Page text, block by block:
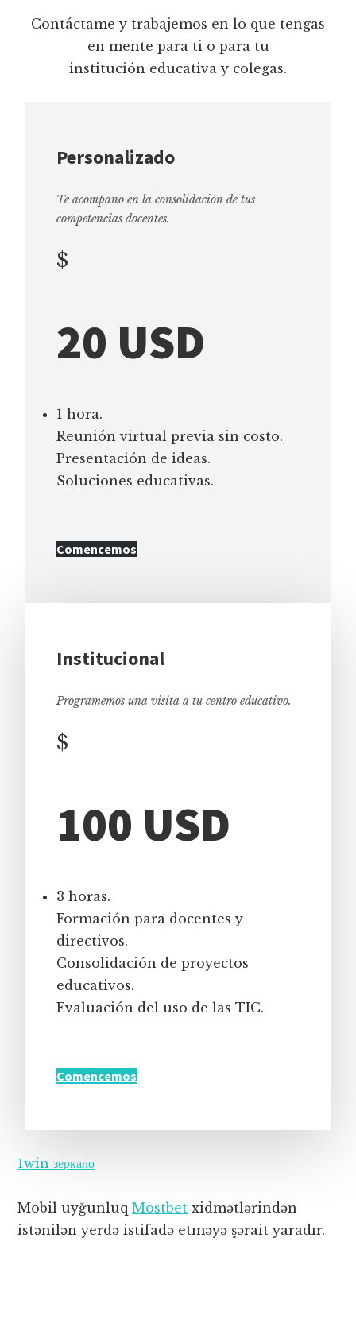
Contáctame y trabajemos en lo que tengas
en mente para ti o para tu
institución educativa y colegas.
Personalizado
Te acompaño en la consolidación de tus
competencias docentes.
$
20 USD
1 hora.
Reunión virtual previa sin costo.
Presentación de ideas.
Soluciones educativas.
Comencemos
Institucional
Programemos una visita a tu centro educativo.
$
100 USD
3 horas.
Formación para docentes y
directivos.
Consolidación de proyectos
educativos.
Evaluación del uso de las TIC.
Comencemos
1win зеркало
Mobil uyğunluqMostbet xidmətlərindən
istənilən yerdə istifadə etməyə şərait yaradır.